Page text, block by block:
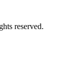
reserved.